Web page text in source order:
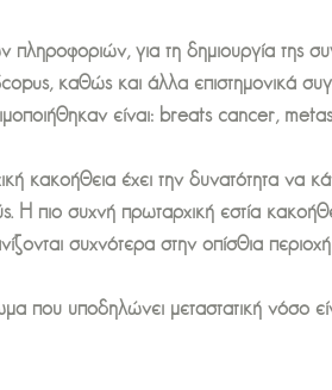
πληροφοριών, για τη δημιουργία της
καθώς και άλλα επιστημονικά
είναι: breats cancer,
κακοήθεια έχει την δυνατότητα να
Η πιο συχνή πρωταρχική εστία
συχνότερα στην οπίσθια
που υποδηλώνει μεταστατική νόσο